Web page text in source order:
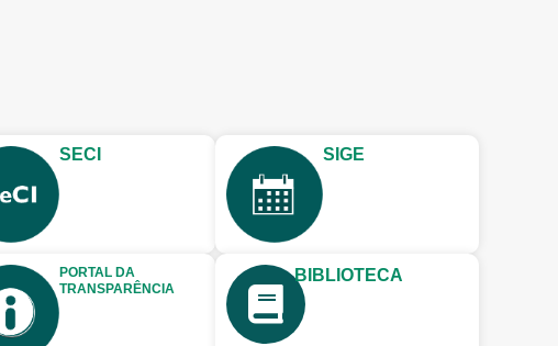
SECI SIGE
PORTAL DA
TRANSPARÊNCIA
BIBLIOTECA